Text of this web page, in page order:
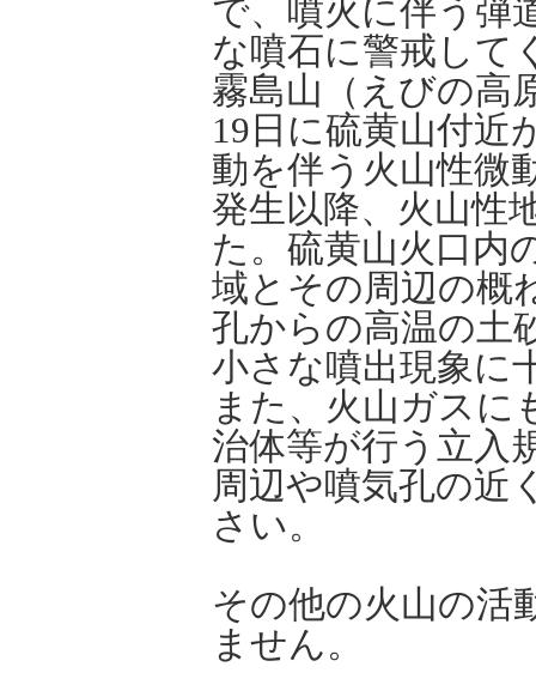
で、噴火に伴う弾
な噴石に警戒して
霧島山（えびの高
19日に硫黄山付近
動を伴う火山性微
発生以降、火山性
た。硫黄山火口内
域とその周辺の概
孔からの高温の土
小さな噴出現象に
また、火山ガスに
治体等が行う立入
周辺や噴気孔の近
さい。
その他の火山の活
ません。